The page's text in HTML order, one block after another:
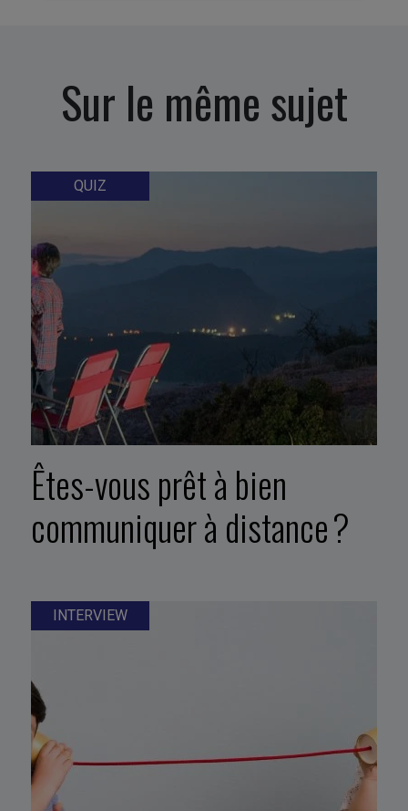
Sur le même sujet
QUIZ
Êtes-vous prêt à bien
communiquer à distance ?
INTERVIEW